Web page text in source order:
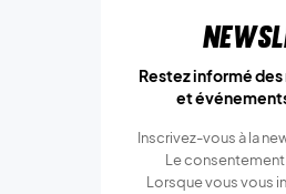
Restez informé
et
Inscrivez-vous à la
Le
Lorsque vous vous